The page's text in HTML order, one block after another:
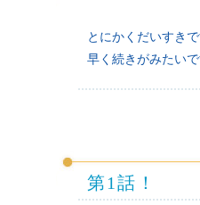
とにかくだいすき
早く続きがみたいで
第1話！